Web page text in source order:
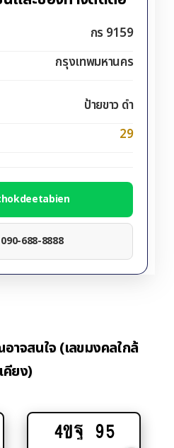
กร 9159
กรุงเทพมหานคร
ป้ายขาว ดำ
29
688-8888
าจสนใจ (เลขมงคลใกล้
เคียง)
Add
4ขฐ 95